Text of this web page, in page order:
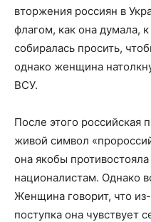
вторжения россиян в
флагом, как она думала,
собиралась просить,
однако женщина
ВСУ.
После этого российская
живой символ
она якобы
националистам. Однако
Женщина говорит, что
поступка она чувствует